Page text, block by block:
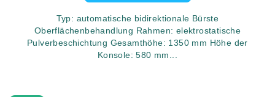
Typ: automatische bidirektionale Bürste
Oberflächenbehandlung Rahmen: elektrostatische
Pulverbeschichtung Gesamthöhe: 1350 mm Höhe der
Konsole: 580 mm...